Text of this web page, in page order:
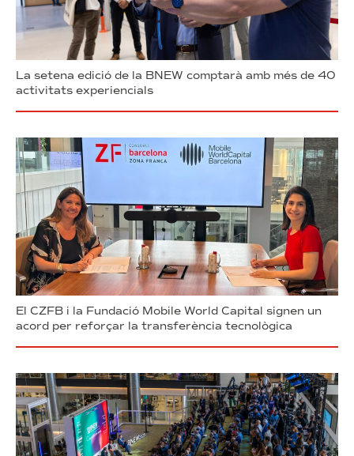
La setena edició de la BNEW comptarà amb més de 40
activitats experiencials
El CZFB i la Fundació Mobile World Capital signen un
acord per reforçar la transferència tecnològica